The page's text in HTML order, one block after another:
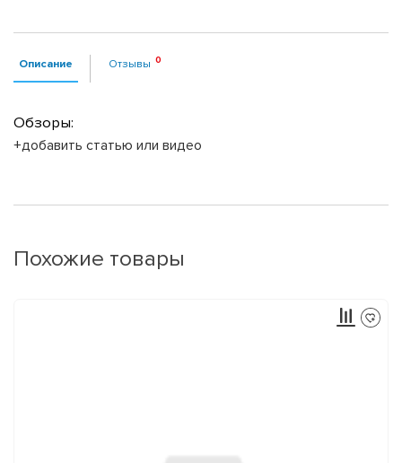
Описание Отзывы
Обзоры:
+добавить статью или видео
Похожие товары